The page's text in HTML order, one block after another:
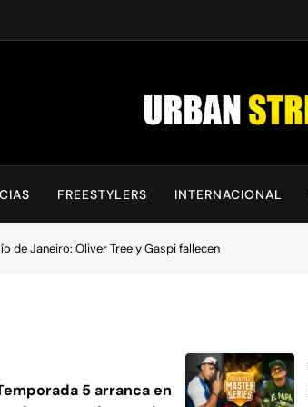
UrbanStreet
FREESTYLERS INTERNACIONAL
de Janeiro: Oliver Tree y Gaspi fallecen
5 arranca en